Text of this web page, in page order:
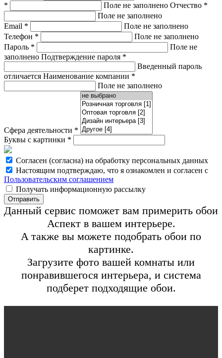
*
Поле не заполнено Отчество *
Поле не заполнено
Email *
Поле не заполнено
Телефон *
Поле не заполнено
Пароль *
Поле не
заполнено Подтверждение пароля *
Введенный пароль
отличается Наименование компании *
Поле не заполнено
Сфера деятельности *
Буквы с картинки *
Согласен (согласна) на обработку персональных данных
Настоящим подтверждаю, что я ознакомлен и согласен с
Пользовательским соглашением
Получать информационную рассылку
Отправить
Данный сервис поможет вам примерить обои
Аспект в вашем интерьере.
A также вы можете подобрать обои по
картинке.
Загрузите фото вашей комнаты или
понравившегося интерьера, и система
подберет подходящие обои.